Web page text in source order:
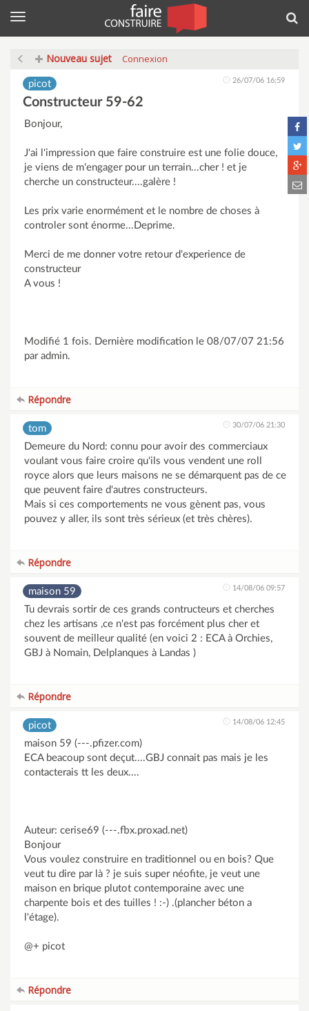
Menu
Nouveau sujet Connexion
picot 26/07/06 16:59
Constructeur 59-62
Bonjour,
J'ai l'impression que faire construire est une folie douce,
je viens de m'engager pour un terrain...cher ! et je
cherche un constructeur....galère !
Les prix varie enormément et le nombre de choses à
controler sont énorme...Deprime.
Merci de me donner votre retour d'experience de
constructeur
A vous !
Modifié 1 fois. Dernière modification le 08/07/07 21:56
par admin.
Répondre
tom 30/07/06 21:30
Demeure du Nord: connu pour avoir des commerciaux
voulant vous faire croire qu'ils vous vendent une roll
royce alors que leurs maisons ne se démarquent pas de ce
que peuvent faire d'autres constructeurs.
Mais si ces comportements ne vous gènent pas, vous
pouvez y aller, ils sont très sérieux (et très chères).
Répondre
maison 59 14/08/06 09:57
Tu devrais sortir de ces grands contructeurs et cherches
chez les artisans ,ce n'est pas forcément plus cher et
souvent de meilleur qualité (en voici 2 : ECA à Orchies,
GBJ à Nomain, Delplanques à Landas )
Répondre
picot 14/08/06 12:45
maison 59 (---.pfizer.com)
ECA beacoup sont deçut....GBJ connait pas mais je les
contacterais tt les deux....
Auteur: cerise69 (---.fbx.proxad.net)
Bonjour
Vous voulez construire en traditionnel ou en bois? Que
veut tu dire par là ? je suis super néofite, je veut une
maison en brique plutot contemporaine avec une
charpente bois et des tuilles ! :-) .(plancher béton a
l'étage).
@+ picot
Répondre